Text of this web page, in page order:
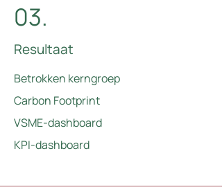
03.
Resultaat
Betrokken kerngroep
Carbon Footprint
VSME-dashboard
KPI-dashboard